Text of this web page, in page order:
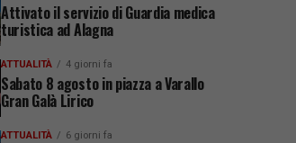
Attivato il servizio di Guardia medica
turistica ad Alagna
ATTUALITÀ 4 giorni fa
Sabato 8 agosto in piazza a Varallo
Gran Galà Lirico
ATTUALITÀ 6 giorni fa